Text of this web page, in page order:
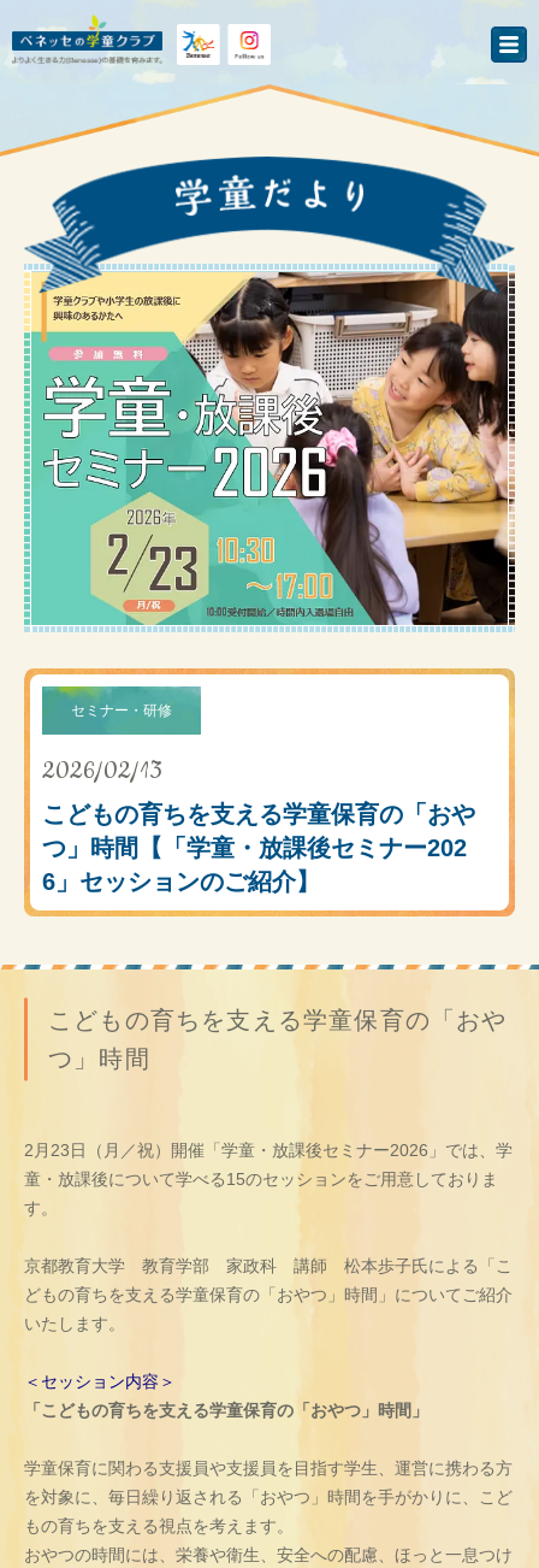
セミナー・研修
2026/02/13
こどもの育ちを支える学童保育の「おや
つ」時間【「学童・放課後セミナー202
6」セッションのご紹介】
こどもの育ちを支える学童保育の「おや
つ」時間
2月23日（月／祝）開催「学童・放課後セミナー2026」では、学
童・放課後について学べる15のセッションをご用意しておりま
す。
京都教育大学 教育学部 家政科 講師 松本歩子氏による「こ
どもの育ちを支える学童保育の「おやつ」時間」についてご紹介
いたします。
＜セッション内容＞
「こどもの育ちを支える学童保育の「おやつ」時間」
学童保育に関わる支援員や支援員を目指す学生、運営に携わる方
を対象に、毎日繰り返される「おやつ」時間を手がかりに、こど
もの育ちを支える視点を考えます。
おやつの時間には、栄養や衛生、安全への配慮、ほっと一息つけ